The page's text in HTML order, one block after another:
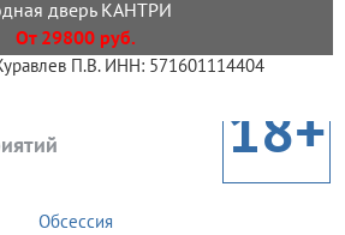
дверь КАНТРИ
От 29800 руб.
П.В. ИНН: 571601114404
18+
Обсессия